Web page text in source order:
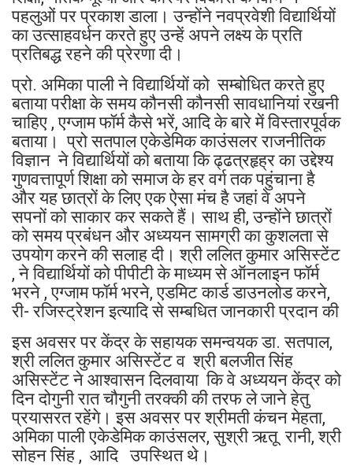
पहलुओं पर प्रकाश डाला। उन्होंने नवप्रवेशी विद्यार्थियों
का उत्साहवर्धन करते हुए उन्हें अपने लक्ष्य के प्रति
प्रतिबद्ध रहने की प्रेरणा दी।
प्रो. अमिका पाली ने विद्यार्थियों को सम्बोधित करते हुए
बताया परीक्षा के समय कौनसी कौनसी सावधानियां रखनी
चाहिए , एग्जाम फॉर्म कैसे भरें, आदि के बारे में विस्तारपूर्वक
बताया। प्रो सतपाल एकेडेमिक काउंसलर राजनीतिक
विज्ञान ने विद्यार्थियों को बताया कि ढ्ढत्रहृह्र का उद्देश्य
गुणवत्तापूर्ण शिक्षा को समाज के हर वर्ग तक पहुंचाना है
और यह छात्रों के लिए एक ऐसा मंच है जहां वे अपने
सपनों को साकार कर सकते हैं। साथ ही, उन्होंने छात्रों
को समय प्रबंधन और अध्ययन सामग्री का कुशलता से
उपयोग करने की सलाह दी। श्री ललित कुमार असिस्टेंट
, ने विद्यार्थियों को पीपीटी के माध्यम से ऑनलाइन फॉर्म
भरने , एग्जाम फॉर्म भरने, एडमिट कार्ड डाउनलोड करने,
री- रजिस्ट्रेशन इत्यादि से सम्बधित जानकारी प्रदान की
इस अवसर पर केंद्र के सहायक समन्वयक डा. सतपाल,
श्री ललित कुमार असिस्टेंट व श्री बलजीत सिंह
असिस्टेंट ने आश्वासन दिलवाया कि वे अध्ययन केंद्र को
दिन दोगुनी रात चौगुनी तरक्की की तरफ ले जाने हेतु
प्रयासरत रहेंगे। इस अवसर पर श्रीमती कंचन मेहता,
अमिका पाली एकेडेमिक काउंसलर, सुश्री ऋतू रानी, श्री
सोहन सिंह , आदि उपस्थित थे।